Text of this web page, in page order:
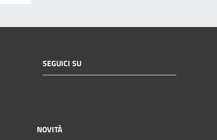
SEGUICI SU
NOVITÀ